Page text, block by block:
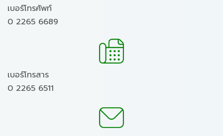
เบอร์โทรศัพท์
0 2265 6689
เบอร์โทรสาร
0 2265 6511